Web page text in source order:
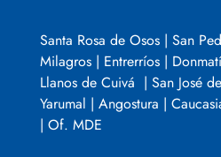
Santa Rosa de Osos | San
Milagros | Entrerríos |
Llanos de Cuivá | San José
Yarumal | Angostura |
| Of. MDE